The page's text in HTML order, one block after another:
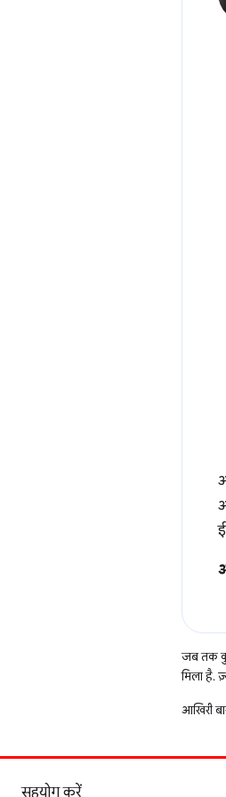
जब तक
मिला है.
आखिरी
सहयोग करें